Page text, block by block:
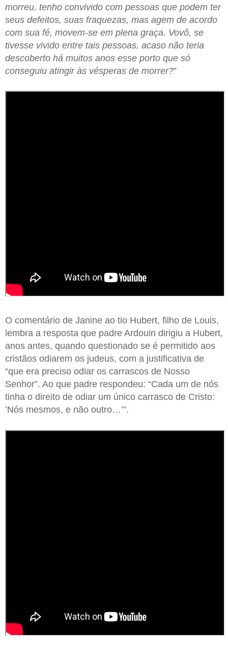
morreu, tenho convivido com pessoas que podem ter
seus defeitos, suas fraquezas, mas agem de acordo
com sua fé, movem-se em plena graça. Vovô, se
tivesse vivido entre tais pessoas, acaso não teria
descoberto há muitos anos esse porto que só
conseguiu atingir às vésperas de morrer?”
O comentário de Janine ao tio Hubert, filho de Louis,
lembra a resposta que padre Ardouin dirigiu a Hubert,
anos antes, quando questionado se é permitido aos
cristãos odiarem os judeus, com a justificativa de
“que era preciso odiar os carrascos de Nosso
Senhor”. Ao que padre respondeu: “Cada um de nós
tinha o direito de odiar um único carrasco de Cristo:
’Nós mesmos, e não outro…’”.